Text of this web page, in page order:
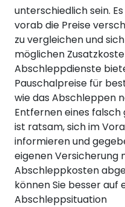
unterschiedlich sein.
vorab die Preise
zu vergleichen und
möglichen
Abschleppdienste
Pauschalpreise für
wie das Abschleppen
Entfernen eines falsch
ist ratsam, sich im
informieren und
eigenen Versicherung
Abschleppkosten
können Sie besser auf
Abschleppsituation